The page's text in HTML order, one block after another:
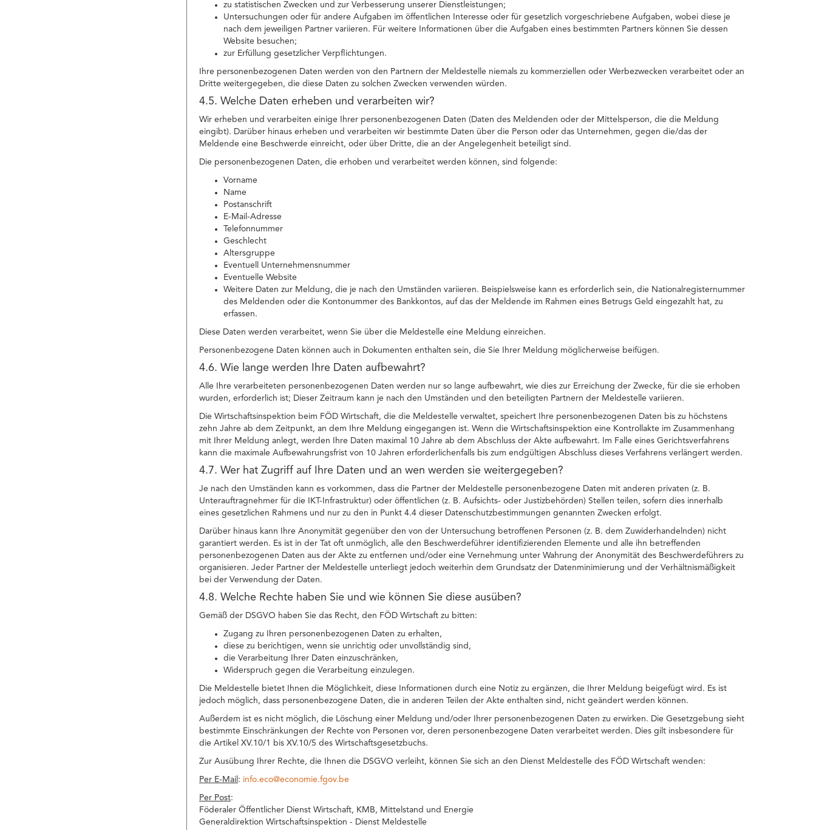
zu statistischen Zwecken und zur Verbesserung unserer Dienstleistungen;
Untersuchungen oder für andere Aufgaben im öffentlichen Interesse oder für gesetzlich vorgeschriebene Aufgaben, wobei diese je
nach dem jeweiligen Partner variieren. Für weitere Informationen über die Aufgaben eines bestimmten Partners können Sie dessen
Website besuchen;
zur Erfüllung gesetzlicher Verpflichtungen.
Ihre personenbezogenen Daten werden von den Partnern der Meldestelle niemals zu kommerziellen oder Werbezwecken verarbeitet oder an
Dritte weitergegeben, die diese Daten zu solchen Zwecken verwenden würden.
4.5. Welche Daten erheben und verarbeiten wir?
Wir erheben und verarbeiten einige Ihrer personenbezogenen Daten (Daten des Meldenden oder der Mittelsperson, die die Meldung
eingibt). Darüber hinaus erheben und verarbeiten wir bestimmte Daten über die Person oder das Unternehmen, gegen die/das der
Meldende eine Beschwerde einreicht, oder über Dritte, die an der Angelegenheit beteiligt sind.
Die personenbezogenen Daten, die erhoben und verarbeitet werden können, sind folgende:
Vorname
Name
Postanschrift
E-Mail-Adresse
Telefonnummer
Geschlecht
Altersgruppe
Eventuell Unternehmensnummer
Eventuelle Website
Weitere Daten zur Meldung, die je nach den Umständen variieren. Beispielsweise kann es erforderlich sein, die Nationalregisternummer
des Meldenden oder die Kontonummer des Bankkontos, auf das der Meldende im Rahmen eines Betrugs Geld eingezahlt hat, zu
erfassen.
Diese Daten werden verarbeitet, wenn Sie über die Meldestelle eine Meldung einreichen.
Personenbezogene Daten können auch in Dokumenten enthalten sein, die Sie Ihrer Meldung möglicherweise beifügen.
4.6. Wie lange werden Ihre Daten aufbewahrt?
Alle Ihre verarbeiteten personenbezogenen Daten werden nur so lange aufbewahrt, wie dies zur Erreichung der Zwecke, für die sie erhoben
wurden, erforderlich ist; Dieser Zeitraum kann je nach den Umständen und den beteiligten Partnern der Meldestelle variieren.
Die Wirtschaftsinspektion beim FÖD Wirtschaft, die die Meldestelle verwaltet, speichert Ihre personenbezogenen Daten bis zu höchstens
zehn Jahre ab dem Zeitpunkt, an dem Ihre Meldung eingegangen ist. Wenn die Wirtschaftsinspektion eine Kontrollakte im Zusammenhang
mit Ihrer Meldung anlegt, werden Ihre Daten maximal 10 Jahre ab dem Abschluss der Akte aufbewahrt. Im Falle eines Gerichtsverfahrens
kann die maximale Aufbewahrungsfrist von 10 Jahren erforderlichenfalls bis zum endgültigen Abschluss dieses Verfahrens verlängert werden.
4.7. Wer hat Zugriff auf Ihre Daten und an wen werden sie weitergegeben?
Je nach den Umständen kann es vorkommen, dass die Partner der Meldestelle personenbezogene Daten mit anderen privaten (z. B.
Unterauftragnehmer für die IKT-Infrastruktur) oder öffentlichen (z. B. Aufsichts- oder Justizbehörden) Stellen teilen, sofern dies innerhalb
eines gesetzlichen Rahmens und nur zu den in Punkt 4.4 dieser Datenschutzbestimmungen genannten Zwecken erfolgt.
Darüber hinaus kann Ihre Anonymität gegenüber den von der Untersuchung betroffenen Personen (z. B. dem Zuwiderhandelnden) nicht
garantiert werden. Es ist in der Tat oft unmöglich, alle den Beschwerdeführer identifizierenden Elemente und alle ihn betreffenden
personenbezogenen Daten aus der Akte zu entfernen und/oder eine Vernehmung unter Wahrung der Anonymität des Beschwerdeführers zu
organisieren. Jeder Partner der Meldestelle unterliegt jedoch weiterhin dem Grundsatz der Datenminimierung und der Verhältnismäßigkeit
bei der Verwendung der Daten.
4.8. Welche Rechte haben Sie und wie können Sie diese ausüben?
Gemäß der DSGVO haben Sie das Recht, den FÖD Wirtschaft zu bitten:
Zugang zu Ihren personenbezogenen Daten zu erhalten,
diese zu berichtigen, wenn sie unrichtig oder unvollständig sind,
die Verarbeitung Ihrer Daten einzuschränken,
Widerspruch gegen die Verarbeitung einzulegen.
Die Meldestelle bietet Ihnen die Möglichkeit, diese Informationen durch eine Notiz zu ergänzen, die Ihrer Meldung beigefügt wird. Es ist
jedoch möglich, dass personenbezogene Daten, die in anderen Teilen der Akte enthalten sind, nicht geändert werden können.
Außerdem ist es nicht möglich, die Löschung einer Meldung und/oder Ihrer personenbezogenen Daten zu erwirken. Die Gesetzgebung sieht
bestimmte Einschränkungen der Rechte von Personen vor, deren personenbezogene Daten verarbeitet werden. Dies gilt insbesondere für
die Artikel XV.10/1 bis XV.10/5 des Wirtschaftsgesetzbuchs.
Zur Ausübung Ihrer Rechte, die Ihnen die DSGVO verleiht, können Sie sich an den Dienst Meldestelle des FÖD Wirtschaft wenden:
Per E-Mail : info.eco@economie.fgov.be
Per Post:
Föderaler Öffentlicher Dienst Wirtschaft, KMB, Mittelstand und Energie
Generaldirektion Wirtschaftsinspektion - Dienst Meldestelle